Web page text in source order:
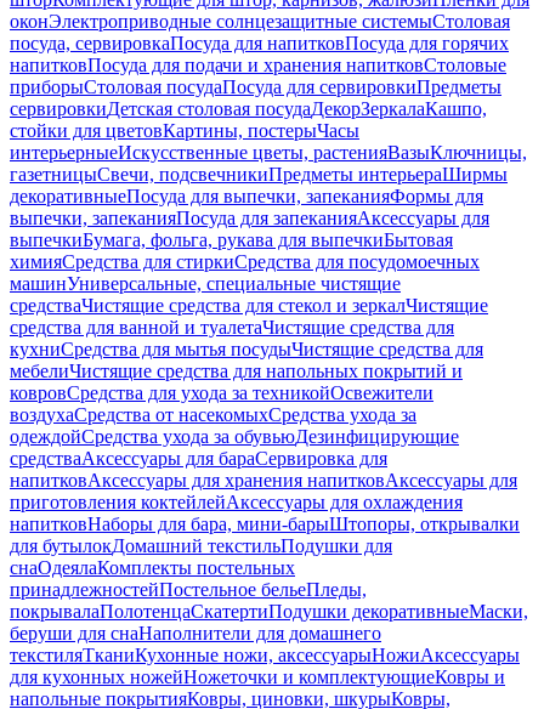
оконЭлектроприводные солнцезащитные системыСтоловая
посуда, сервировкаПосуда для напитковПосуда для горячих
напитковПосуда для подачи и хранения напитковСтоловые
приборыСтоловая посудаПосуда для сервировкиПредметы
сервировкиДетская столовая посудаДекорЗеркалаКашпо,
стойки для цветовКартины, постерыЧасы
интерьерныеИскусственные цветы, растенияВазыКлючницы,
газетницыСвечи, подсвечникиПредметы интерьераШирмы
декоративныеПосуда для выпечки, запеканияФормы для
выпечки, запеканияПосуда для запеканияАксессуары для
выпечкиБумага, фольга, рукава для выпечкиБытовая
химияСредства для стиркиСредства для посудомоечных
машинУниверсальные, специальные чистящие
средстваЧистящие средства для стекол и зеркалЧистящие
средства для ванной и туалетаЧистящие средства для
кухниСредства для мытья посудыЧистящие средства для
мебелиЧистящие средства для напольных покрытий и
ковровСредства для ухода за техникойОсвежители
воздухаСредства от насекомыхСредства ухода за
одеждойСредства ухода за обувьюДезинфицирующие
средстваАксессуары для бараСервировка для
напитковАксессуары для хранения напитковАксессуары для
приготовления коктейлейАксессуары для охлаждения
напитковНаборы для бара, мини-барыШтопоры, открывалки
для бутылокДомашний текстильПодушки для
снаОдеялаКомплекты постельных
принадлежностейПостельное бельеПледы,
покрывалаПолотенцаСкатертиПодушки декоративныеМаски,
беруши для снаНаполнители для домашнего
текстиляТканиКухонные ножи, аксессуарыНожиАксессуары
для кухонных ножейНожеточки и комплектующиеКовры и
напольные покрытияКовры, циновки, шкурыКовры,